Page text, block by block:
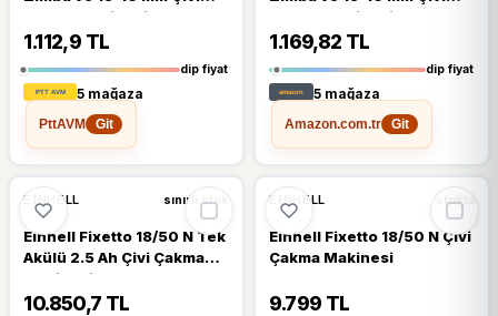
Çakma Makinesi + 3000
Adet Yedek Zımba ve Çivi
1.112,9 TL
dip fiyat
5 mağaza
PttAVM
Git
Çakma Makinesi + 3000
Adet Yedek Zımba Ve Çivi
1.169,82 TL
dip fiyat
5 mağaza
Amazon.com.tr
Git
%26 DÜŞTÜ
EINHELL sınırlı stok
Einhell Fixetto 18/50 N Tek
Akülü 2.5 Ah Çivi Çakma
Makinesi
10.850,7 TL
%26 DÜŞTÜ
EINHELL stokta
Einhell Fixetto 18/50 N Çivi
Çakma Makinesi
9.799 TL